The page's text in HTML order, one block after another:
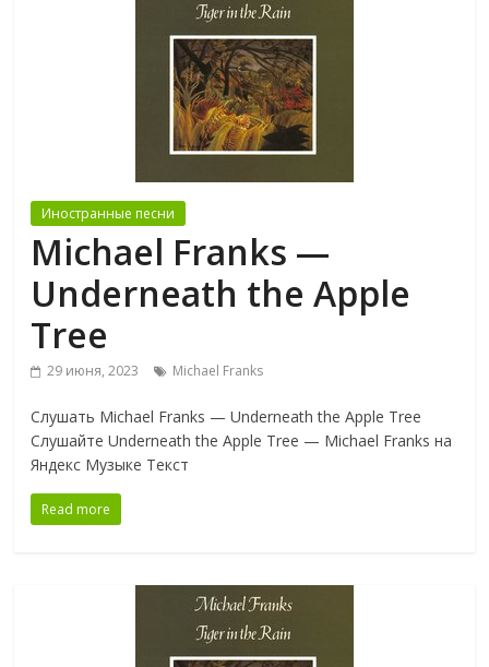
Иностранные песни
Michael Franks —
Underneath the Apple
Tree
29 июня, 2023 Michael Franks
Слушать Michael Franks — Underneath the Apple Tree
Слушайте Underneath the Apple Tree — Michael Franks на
Яндекс Музыке Текст
Read more